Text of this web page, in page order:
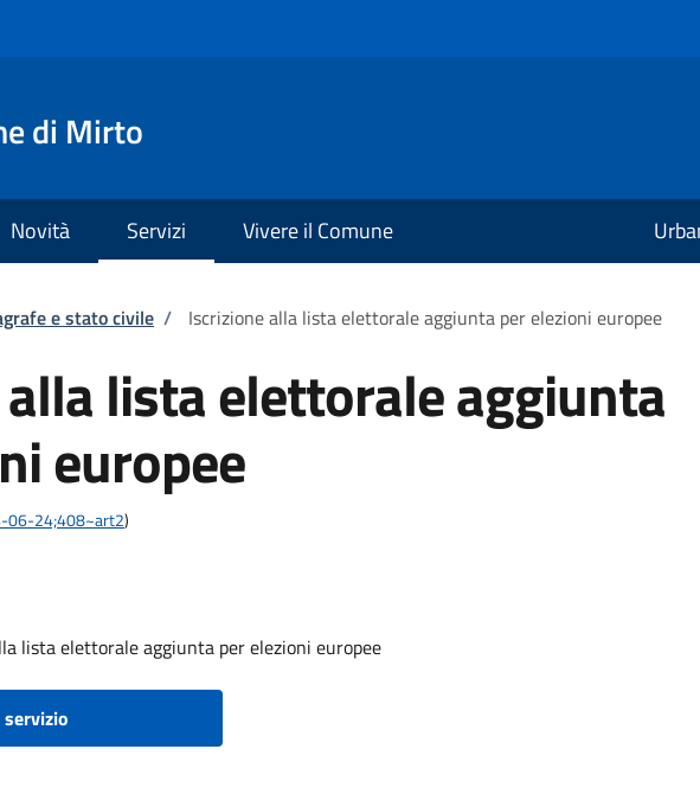
di Mirto
Novità Servizi Vivere il Comune
e stato civile / Iscrizione alla lista elettorale aggiunta per elezioni europee
lista elettorale aggiunta
europee
06-24;408~art2)
lista elettorale aggiunta per elezioni europee
servizio